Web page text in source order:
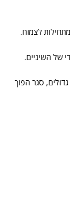
של השיניים.
סגר הפוך